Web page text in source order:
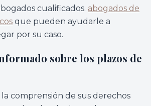
cualificados. abogados de
que pueden ayudarle a
por su caso.
sobre los plazos de
comprensión de sus derechos